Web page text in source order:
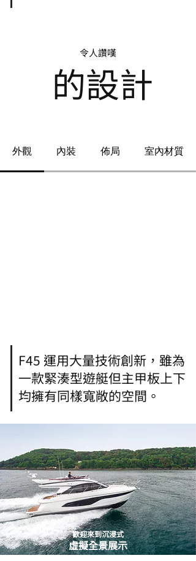
令人讚嘆
的設計
外觀 內裝 佈局 室內材質
F45 運用大量技術創新，雖為
一款緊湊型遊艇但主甲板上下
均擁有同樣寬敞的空間。
歡迎來到沉浸式
虛擬全景展示